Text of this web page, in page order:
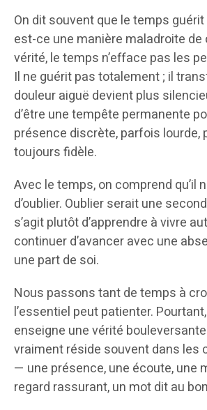
On dit souvent que le temps
est-ce une manière maladroite de
vérité, le temps n’efface pas les
Il ne guérit pas totalement ; il
douleur aiguë devient plus
d’être une tempête permanente
présence discrète, parfois lourde,
toujours fidèle.
Avec le temps, on comprend qu’il
d’oublier. Oublier serait une
s’agit plutôt d’apprendre à vivre
continuer d’avancer avec une
une part de soi.
Nous passons tant de temps à
l’essentiel peut patienter.
enseigne une vérité
vraiment réside souvent dans les
— une présence, une écoute, une
regard rassurant, un mot dit au